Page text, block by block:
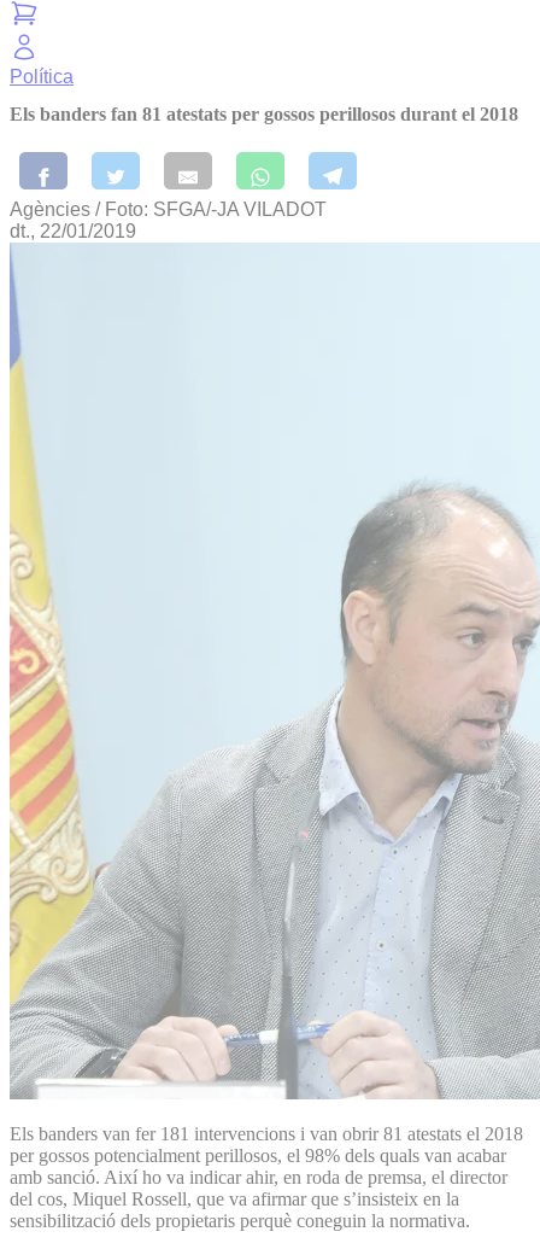
Política
Els banders fan 81 atestats per gossos perillosos durant el 2018
Agències / Foto: SFGA/-JA VILADOT
dt., 22/01/2019
Els banders van fer 181 intervencions i van obrir 81 atestats el 2018
per gossos potencialment perillosos, el 98% dels quals van acabar
amb sanció. Així ho va indicar ahir, en roda de premsa, el director
del cos, Miquel Rossell, que va afirmar que s’insisteix en la
sensibilització dels propietaris perquè coneguin la normativa.